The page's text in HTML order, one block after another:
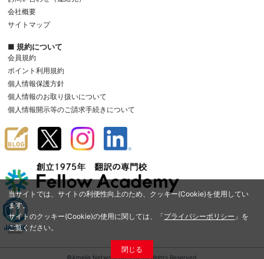
当サイトでは、サイトの利便性向上のため、クッキー(Cookie)を使用してい
ます。
サイトのクッキー(Cookie)の使用に関しては、「プライバシーポリシー 」を
ご覧ください。
閉じる
会社概要
サイトマップ
■ 規約について
会員規約
ポイント利用規約
個人情報保護方針
個人情報のお取り扱いについて
個人情報開示等のご請求手続きについて
©Amelia Network Co.,Ltd. All Rights Reserved.